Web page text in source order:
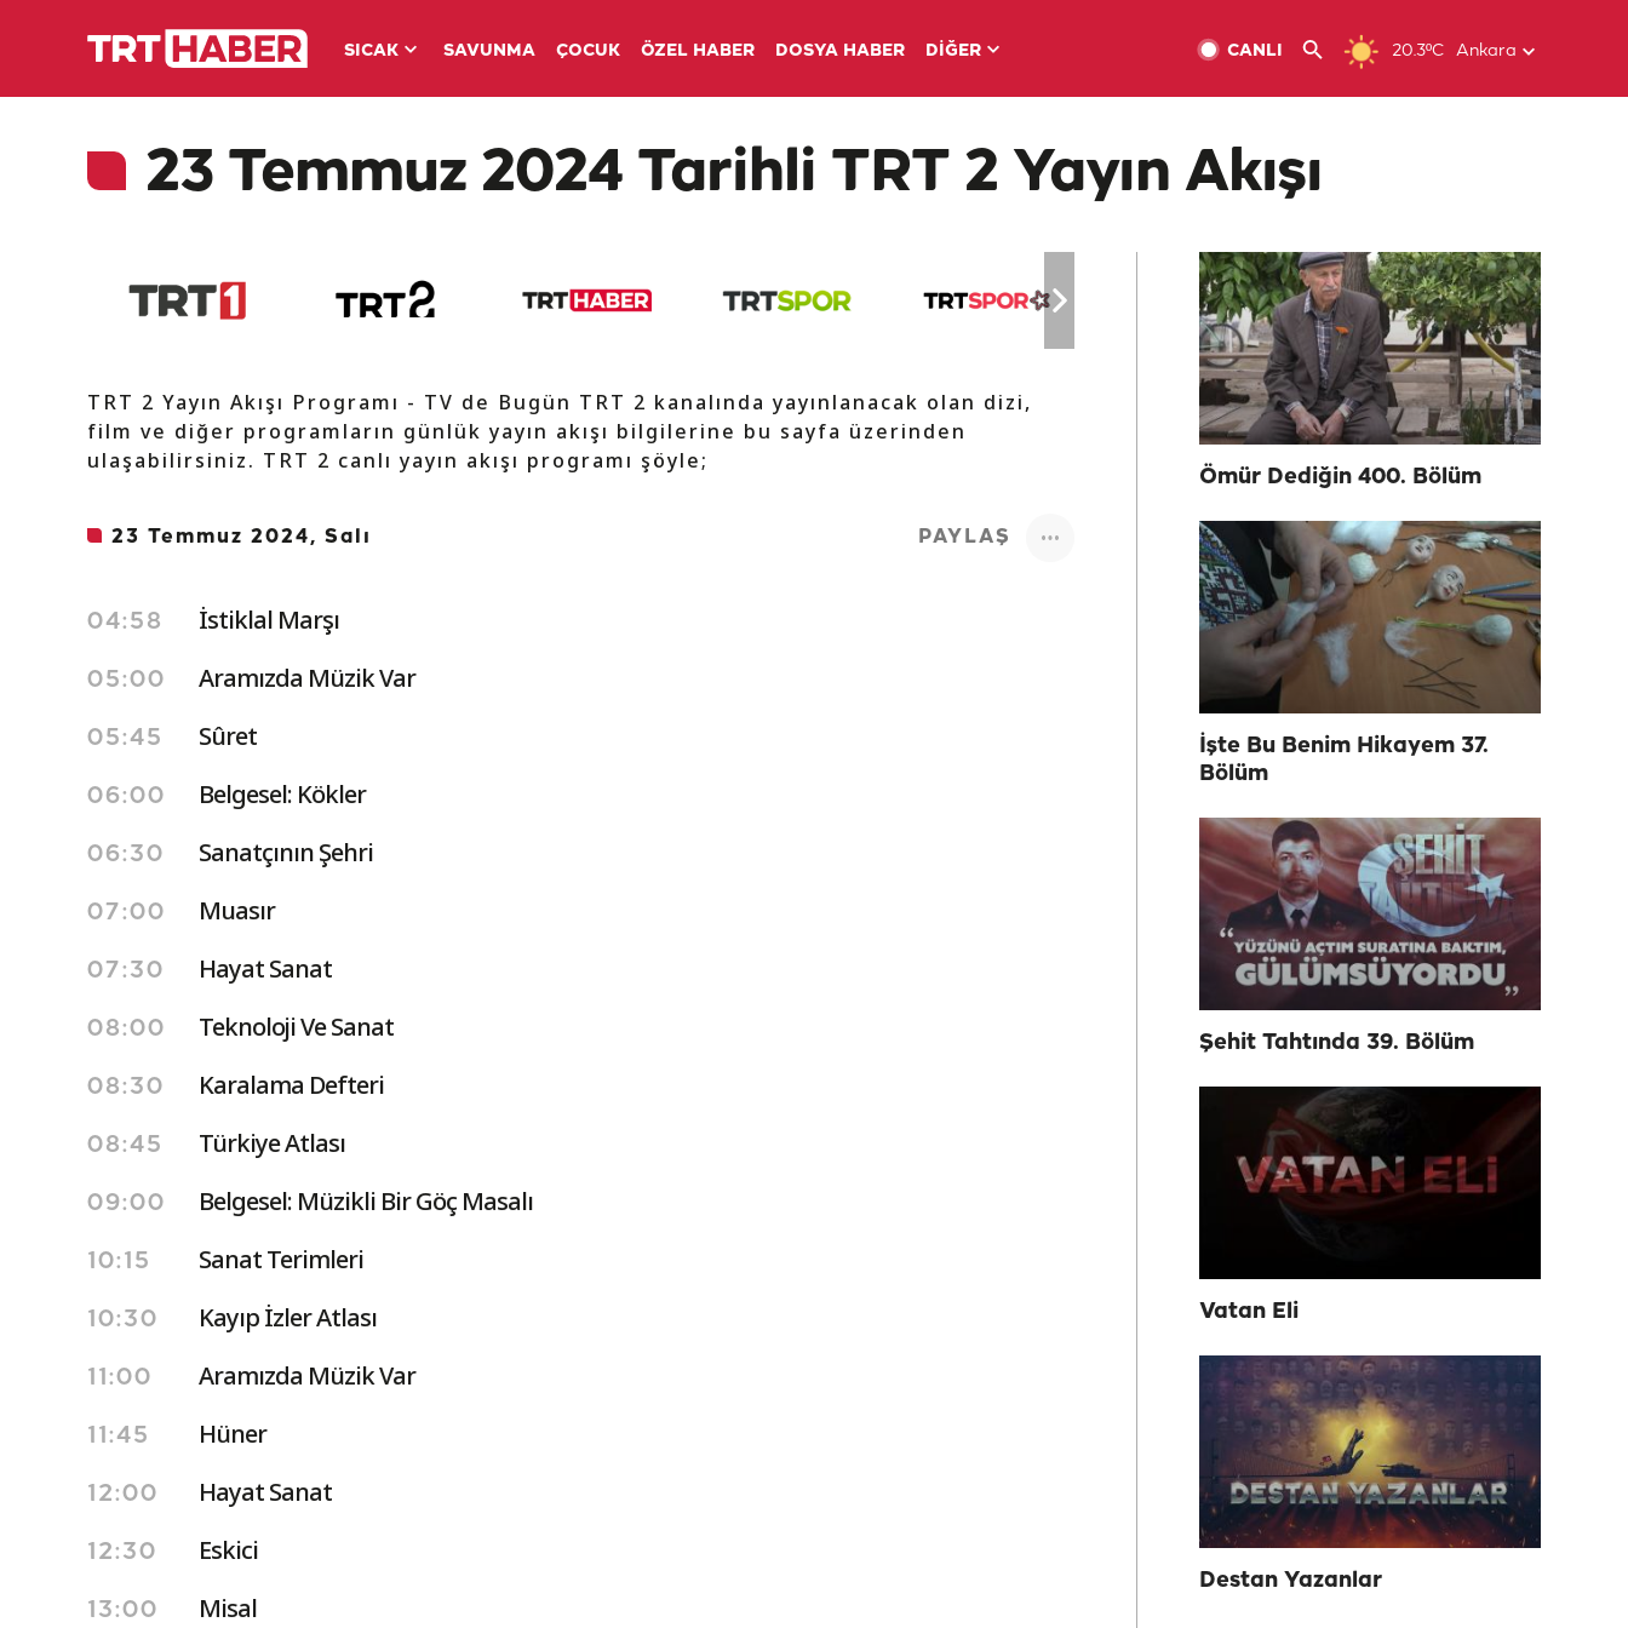
SICAK SAVUNMA ÇOCUK ÖZEL HABER DOSYA HABER DİĞER 20.3ºC Ankara
CANLI
23 Temmuz 2024 Tarihli TRT 2 Yayın Akışı
TRT 2 Yayın Akışı Programı - TV de Bugün TRT 2 kanalında yayınlanacak olan dizi,
film ve diğer programların günlük yayın akışı bilgilerine bu sayfa üzerinden
ulaşabilirsiniz. TRT 2 canlı yayın akışı programı şöyle;
23 Temmuz 2024, Salı PAYLAŞ
04:58 İstiklal Marşı
05:00 Aramızda Müzik Var
05:45 Sûret
06:00 Belgesel: Kökler
06:30 Sanatçının Şehri
07:00 Muasır
07:30 Hayat Sanat
08:00 Teknoloji Ve Sanat
08:30 Karalama Defteri
08:45 Türkiye Atlası
09:00 Belgesel: Müzikli Bir Göç Masalı
10:15 Sanat Terimleri
10:30 Kayıp İzler Atlası
11:00 Aramızda Müzik Var
11:45 Hüner
12:00 Hayat Sanat
12:30 Eskici
13:00 Misal
Ömür Dediğin 400. Bölüm
İşte Bu Benim Hikayem 37.
Bölüm
Şehit Tahtında 39. Bölüm
Vatan Eli
Destan Yazanlar